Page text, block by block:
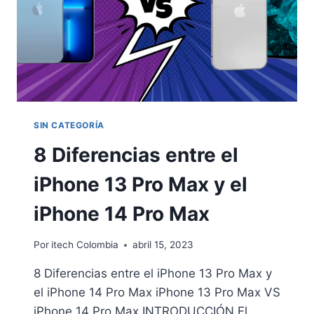
SIN CATEGORÍA
8 Diferencias entre el
iPhone 13 Pro Max y el
iPhone 14 Pro Max
Por itech Colombia abril 15, 2023
8 Diferencias entre el iPhone 13 Pro Max y
el iPhone 14 Pro Max iPhone 13 Pro Max VS